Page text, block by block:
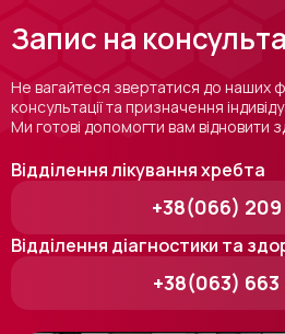
Запис на
Не вагайтеся звертатися до наших
консультації та призначення
Ми готові допомогти вам відновити
Відділення лікування хребта
+38(066) 209
Відділення діагностики та
+38(063) 663